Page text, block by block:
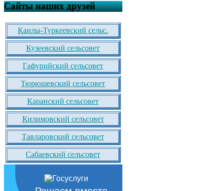
Сайты наших друзей
Канлы-Туркеевский сельс.
Кузеевский сельсовет
Гафурийский сельсовет
Тюрюшевский сельсовет
Каранский сельсовет
Килимовский сельсовет
Тавларовский сельсовет
Сабаевский сельсовет